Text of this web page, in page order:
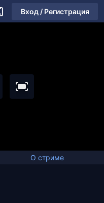
Вход / Регистрация
О стриме